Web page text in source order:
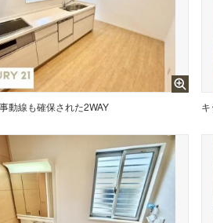
動線も確保された2WAY